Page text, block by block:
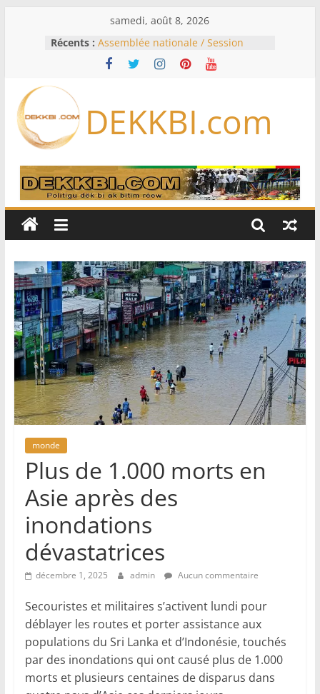
samedi, août 8, 2026
Récents : Assemblée nationale / Session
extraordinaire: Six commissions
d’enquête à l’ordre du jour ce lundi
Bénin: Patrice Talon élu président
du Sénat, moins de trois mois
Pakistan et la Turquie signent un
accord de défense
RD Congo: Kinshasa interdit les
exportations de cuivre et de cobalt
production
DEKKBI.com
monde
Plus de 1.000 morts en
Asie après des
inondations
dévastatrices
décembre 1, 2025 admin Aucun commentaire
Secouristes et militaires s’activent lundi pour
déblayer les routes et porter assistance aux
populations du Sri Lanka et d’Indonésie, touchés
par des inondations qui ont causé plus de 1.000
morts et plusieurs centaines de disparus dans